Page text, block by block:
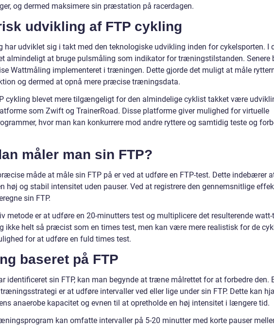
og dermed maksimere sin præstation på racerdagen.
udvikling af FTP cykling
har udviklet sig i takt med den teknologiske udvikling inden for cykelsporten. I
almindeligt at bruge pulsmåling som indikator for træningstilstanden. Senere
Wattmåling implementeret i træningen. Dette gjorde det muligt at måle
og dermed at opnå mere præcise træningsdata.
cykling blevet mere tilgængeligt for den almindelige cyklist takket være
som Zwift og TrainerRoad. Disse platforme giver mulighed for virtuelle
hvor man kan konkurrere mod andre ryttere og samtidig teste og
måler man sin FTP?
måde at måle sin FTP på er ved at udføre en FTP-test. Dette indebærer
høj og stabil intensitet uden pauser. Ved at registrere den gennemsnitlige
sin FTP.
metode er at udføre en 20-minutters test og multiplicere det resulterende
ikke helt så præcist som en times test, men kan være mere realistisk for de
for at udføre en fuld times test.
baseret på FTP
identificeret sin FTP, kan man begynde at træne målrettet for at forbedre den.
er at udføre intervaller ved eller lige under sin FTP. Dette kan
anaerobe kapacitet og evnen til at opretholde en høj intensitet i længere tid.
kan omfatte intervaller på 5-20 minutter med korte pauser